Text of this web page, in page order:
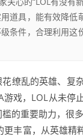
道具，能有效降低
条件，合理利用这
缭乱的英雄、复
游戏，LOL从未
的重要助力，很
丰富，从英雄精